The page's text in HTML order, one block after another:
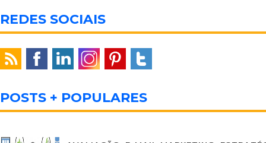
REDES SOCIAIS
POSTS + POPULARES